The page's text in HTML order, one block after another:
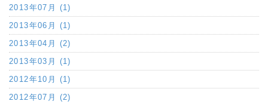
2013年07月 (1)
2013年06月 (1)
2013年04月 (2)
2013年03月 (1)
2012年10月 (1)
2012年07月 (2)